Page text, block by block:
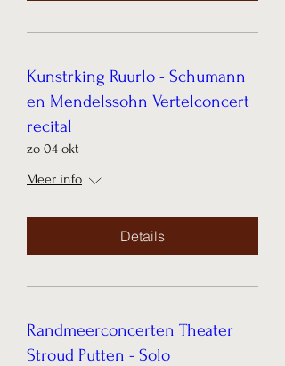
Kunstrking Ruurlo - Schumann
en Mendelssohn Vertelconcert
recital
zo 04 okt
Meer info
Details
Randmeerconcerten Theater
Stroud Putten - Solo